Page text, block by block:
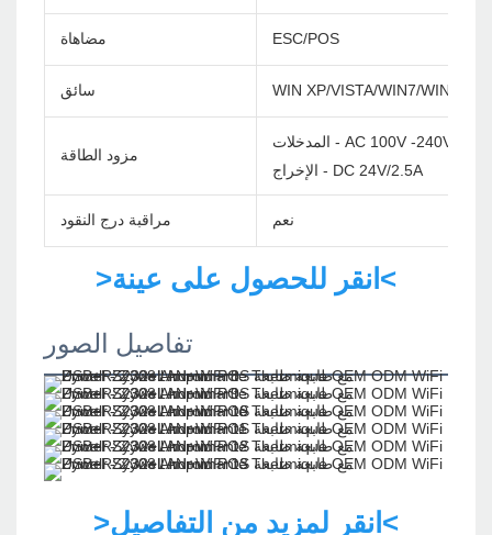
مضاهاة ESC/POS
سائق WIN XP/VISTA/WIN7/WIN8/
مزود الطاقة
المدخلات - AC 100V -240V/60Hz
الإخراج - DC 24V/2.5A
مراقبة درج النقود نعم
>انقر للحصول على عينة<
تفاصيل الصور
>انقر لمزيد من التفاصيل<